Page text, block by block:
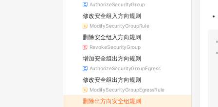
AuthorizeSecurityGroup
修改安全组入方向规则
ModifySecurityGroupRule
删除安全组入方向规则
RevokeSecurityGroup
增加安全组出方向规则
AuthorizeSecurityGroupEgress
修改安全组出方向规则
ModifySecurityGroupEgressRule
删除出方向安全组规则